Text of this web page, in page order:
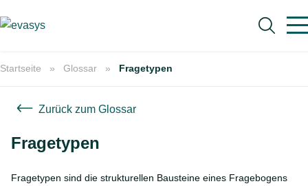
Startseite Glossar Fragetypen
Zurück zum Glossar
Fragetypen
Fragetypen sind die strukturellen Bausteine eines Fragebogens